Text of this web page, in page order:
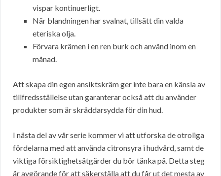
vispar kontinuerligt.
När blandningen har svalnat, tillsätt din valda
eteriska olja.
Förvara krämen i en ren burk och använd inom en
månad.
Att skapa din egen ansiktskräm ger inte bara en känsla av
tillfredsställelse utan garanterar också att du använder
produkter som är skräddarsydda för din hud.
I nästa del av vår serie kommer vi att utforska de otroliga
fördelarna med att använda citronsyra i hudvård, samt de
viktiga försiktighetsåtgärder du bör tänka på. Detta steg
är avgörande för att säkerställa att du får ut det mesta av